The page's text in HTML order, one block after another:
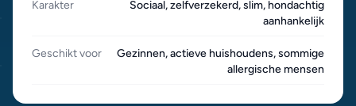
Karakter
Sociaal, zelfverzekerd, slim, hondachtig
aanhankelijk
Geschikt voor
Gezinnen, actieve huishoudens, sommige
allergische mensen